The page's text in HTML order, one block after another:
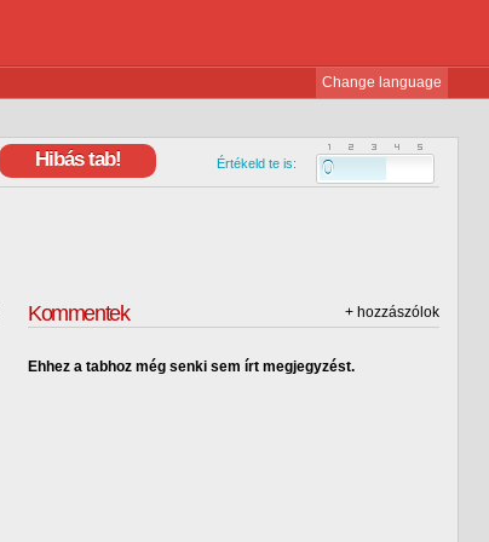
Change language
Hibás tab! Értékeld te is: 0
+ hozzászólok
Kommentek
mondja
Ehhez a tabhoz még senki sem írt megjegyzést.